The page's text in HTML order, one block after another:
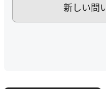
新しい問